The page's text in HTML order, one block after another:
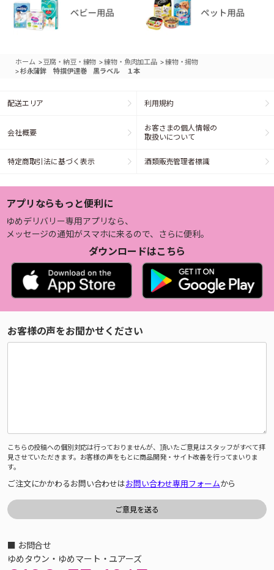
ホーム >豆腐・納豆・練物 >練物・魚肉加工品 >練物・揚物
>杉永蒲鉾 特撰伊達巻 黒ラベル １本
配送エリア 利用規約
会社概要
お客さまの個人情報の
取扱いについて
特定商取引法に基づく表示 酒類販売管理者標識
アプリならもっと便利に
ゆめデリバリー専用アプリなら、
メッセージの通知がスマホに来るので、さらに便利。
ダウンロードはこちら
お客様の声をお聞かせください
こちらの投稿への個別対応は行っておりませんが、頂いたご意見はスタッフがすべて拝
見させていただきます。お客様の声をもとに商品開発・サイト改善を行ってまいりま
す。
ご注文にかかわるお問い合わせはお問い合わせ専用フォームから
■ お問合せ
ゆめタウン・ゆめマート・ユアーズ